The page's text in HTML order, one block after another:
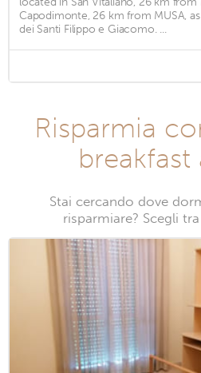
Capodimonte, 26 km from MUSA,
dei Santi Filippo e Giacomo. ...
Risparmia
breakfast
Stai cercando dove
risparmiare? Scegli